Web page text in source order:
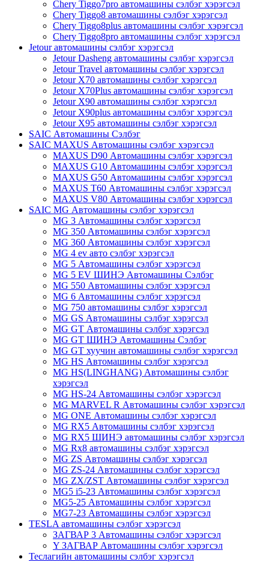
Chery Tiggo7pro автомашины сэлбэг хэрэгсэл
Chery Tiggo8 автомашины сэлбэг хэрэгсэл
Chery Tiggo8plus автомашины сэлбэг хэрэгсэл
Chery Tiggo8pro автомашины сэлбэг хэрэгсэл
Jetour автомашины сэлбэг хэрэгсэл
Jetour Dasheng автомашины сэлбэг хэрэгсэл
Jetour Travel автомашины сэлбэг хэрэгсэл
Jetour X70 автомашины сэлбэг хэрэгсэл
Jetour X70Plus автомашины сэлбэг хэрэгсэл
Jetour X90 автомашины сэлбэг хэрэгсэл
Jetour X90plus автомашины сэлбэг хэрэгсэл
Jetour X95 автомашины сэлбэг хэрэгсэл
SAIC Автомашины Сэлбэг
SAIC MAXUS Автомашины сэлбэг хэрэгсэл
MAXUS D90 Автомашины сэлбэг хэрэгсэл
MAXUS G10 Автомашины сэлбэг хэрэгсэл
MAXUS G50 Автомашины сэлбэг хэрэгсэл
MAXUS T60 Автомашины сэлбэг хэрэгсэл
MAXUS V80 Автомашины сэлбэг хэрэгсэл
SAIC MG Автомашины сэлбэг хэрэгсэл
MG 3 Автомашины сэлбэг хэрэгсэл
MG 350 Автомашины сэлбэг хэрэгсэл
MG 360 Автомашины сэлбэг хэрэгсэл
MG 4 ev авто сэлбэг хэрэгсэл
MG 5 Автомашины сэлбэг хэрэгсэл
MG 5 EV ШИНЭ Автомашины Сэлбэг
MG 550 Автомашины сэлбэг хэрэгсэл
MG 6 Автомашины сэлбэг хэрэгсэл
MG 750 автомашины сэлбэг хэрэгсэл
MG GS Автомашины сэлбэг хэрэгсэл
MG GT Автомашины сэлбэг хэрэгсэл
MG GT ШИНЭ Автомашины Сэлбэг
MG GT хуучин автомашины сэлбэг хэрэгсэл
MG HS Автомашины сэлбэг хэрэгсэл
MG HS(LINGHANG) Автомашины сэлбэг
хэрэгсэл
MG HS-24 Автомашины сэлбэг хэрэгсэл
MG MARVEL R Автомашины сэлбэг хэрэгсэл
MG ONE Автомашины сэлбэг хэрэгсэл
MG RX5 Автомашины сэлбэг хэрэгсэл
MG RX5 ШИНЭ автомашины сэлбэг хэрэгсэл
MG Rx8 автомашины сэлбэг хэрэгсэл
MG ZS Автомашины сэлбэг хэрэгсэл
MG ZS-24 Автомашины сэлбэг хэрэгсэл
MG ZX/ZST Автомашины сэлбэг хэрэгсэл
MG5 i5-23 Автомашины сэлбэг хэрэгсэл
MG5-25 Автомашины сэлбэг хэрэгсэл
MG7-23 Автомашины сэлбэг хэрэгсэл
TESLA автомашины сэлбэг хэрэгсэл
ЗАГВАР 3 Автомашины сэлбэг хэрэгсэл
Y ЗАГВАР Автомашины сэлбэг хэрэгсэл
Теслагийн автомашины сэлбэг хэрэгсэл